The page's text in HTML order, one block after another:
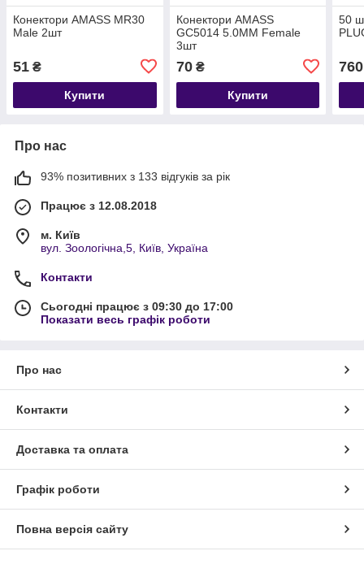
Конектори AMASS MR30
Male 2шт
51 ₴
Купити
Конектори AMASS
GC5014 5.0MM Female
3шт
70₴
Купити
50
760
Про нас
93% позитивних з 133 відгуків за рік
Працює з 12.08.2018
м. Київ
вул. Зоологічна,5, Київ, Україна
Контакти
Сьогодні працює з 09:30 до 17:00
Показати весь графік роботи
Про нас
Контакти
Доставка та оплата
Графік роботи
Повна версія сайту